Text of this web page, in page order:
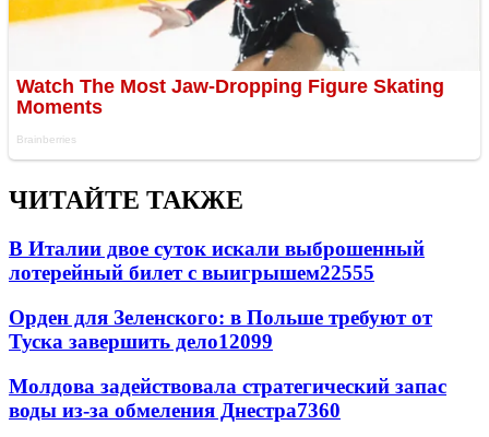
ЧИТАЙТЕ ТАКЖЕ
В Италии двое суток искали выброшенный
лотерейный билет с выигрышем22555
Орден для Зеленского: в Польше требуют от
Туска завершить дело12099
Молдова задействовала стратегический запас
воды из-за обмеления Днестра7360